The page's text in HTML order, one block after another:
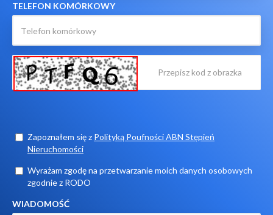
TELEFON KOMÓRKOWY
Zapoznałem się z Polityką Poufności ABN Stępień
Nieruchomości
Wyrażam zgodę na przetwarzanie moich danych osobowych
zgodnie z RODO
WIADOMOŚĆ